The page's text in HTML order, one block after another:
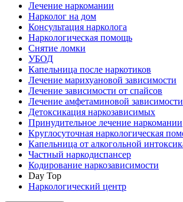
Лечение наркомании
Нарколог на дом
Консультация нарколога
Наркологическая помощь
Снятие ломки
УБОД
Капельница после наркотиков
Лечение марихуановой зависимости
Лечение зависимости от спайсов
Лечение амфетаминовой зависимости
Детоксикация наркозависимых
Принудительное лечение наркомании
Круглосуточная наркологическая
Капельница от алкогольной
Частный наркодиспансер
Кодирование наркозависимости
Day Top
Наркологический центр